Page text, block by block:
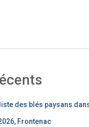
des blés paysans
Frontenac